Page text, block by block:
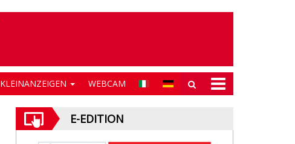
KLEINANZEIGEN WEBCAM
E-EDITION